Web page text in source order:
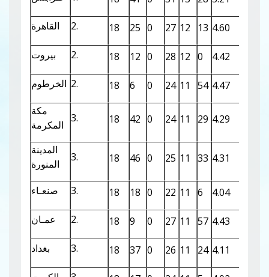
القاهرة 2. 18 25 0 27 12 13 4.60
بيروت 2. 18 12 0 28 12 0 4.42
الخرطوم 2. 18 6 0 24 11 54 4.47
مكة
المكرمة
3. 18 42 0 24 11 29 4.29
المدينة
المنورة
3. 18 46 0 25 11 33 4.31
صنعـاء 3. 18 18 0 22 11 6 4.04
عمـان 2. 18 9 0 27 11 57 4.43
بغداد 3. 18 37 0 26 11 24 4.11